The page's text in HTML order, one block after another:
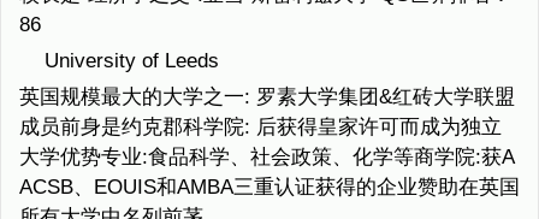
86
University of Leeds
英国规模最大的大学之一: 罗素大学集团&红砖大学联盟
成员前身是约克郡科学院: 后获得皇家许可而成为独立
大学优势专业:食品科学、社会政策、化学等商学院:获A
ACSB、EOUIS和AMBA三重认证获得的企业赞助在英国